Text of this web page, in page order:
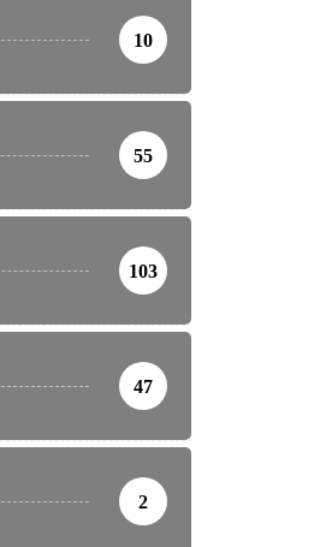
10
55
103
47
2